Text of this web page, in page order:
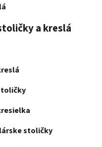
a kreslá
stoličky